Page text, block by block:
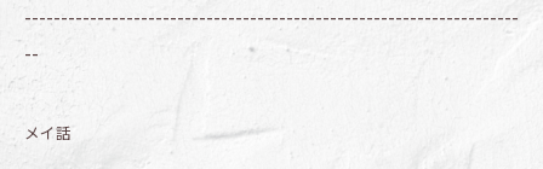
--------------------------------------------------------------------
--
メイ話